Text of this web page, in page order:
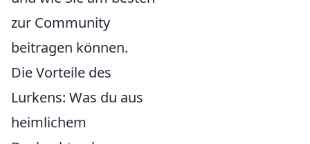
zur Community
beitragen können.
Die Vorteile des
Lurkens: Was du aus
heimlichem